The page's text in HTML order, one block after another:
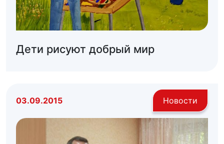
Дети рисуют добрый мир
03.09.2015 Новости